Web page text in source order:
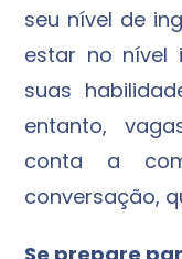
seu nível de
estar no nível
suas
entanto,
conta a
conversação,